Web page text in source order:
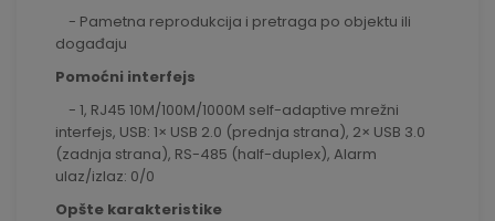
- Pametna reprodukcija i pretraga po objektu ili
događaju
Pomoćni interfejs
- 1, RJ45 10M/100M/1000M self-adaptive mrežni
interfejs, USB: 1× USB 2.0 (prednja strana), 2× USB 3.0
(zadnja strana), RS-485 (half-duplex), Alarm
ulaz/izlaz: 0/0
Opšte karakteristike